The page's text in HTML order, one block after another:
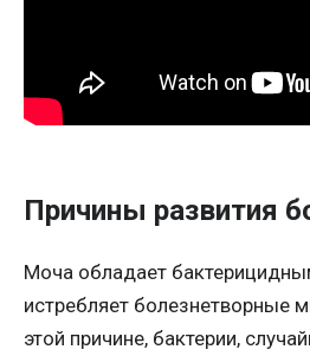
Причины развития
Моча обладает
истребляет болезнетворные
этой причине, бактерии,